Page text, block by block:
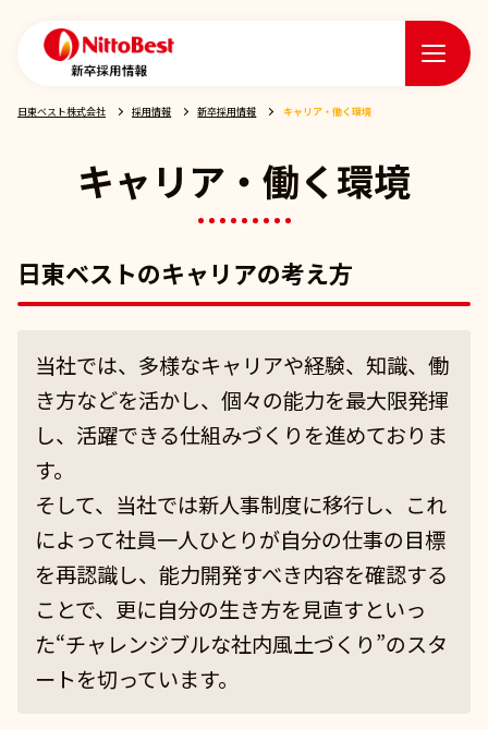
日東ベスト株式会社 採用情報 新卒採用情報 キャリア・働く環境
キャリア・働く環境
日東ベストのキャリアの考え方
当社では、多様なキャリアや経験、知識、働
き方などを活かし、個々の能力を最大限発揮
し、活躍できる仕組みづくりを進めておりま
す。
そして、当社では新人事制度に移行し、これ
によって社員一人ひとりが自分の仕事の目標
を再認識し、能力開発すべき内容を確認する
ことで、更に自分の生き方を見直すといっ
た“チャレンジブルな社内風土づくり”のスタ
ートを切っています。